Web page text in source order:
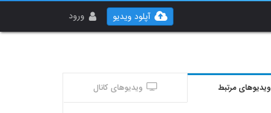
ورود آپلود ویدیو
ویدیوهای مرتبط ویدیوهای کانال